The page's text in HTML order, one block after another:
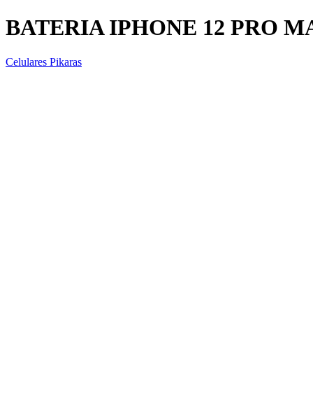
BATERIA IPHONE 12 PRO
Celulares Pikaras